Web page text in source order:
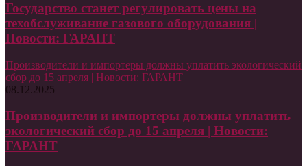
Государство станет регулировать цены на
техобслуживание газового оборудования |
Новости: ГАРАНТ
Производители и импортеры должны уплатить экологический
сбор до 15 апреля | Новости: ГАРАНТ
08.12.2025
Производители и импортеры должны уплатить
экологический сбор до 15 апреля | Новости:
ГАРАНТ